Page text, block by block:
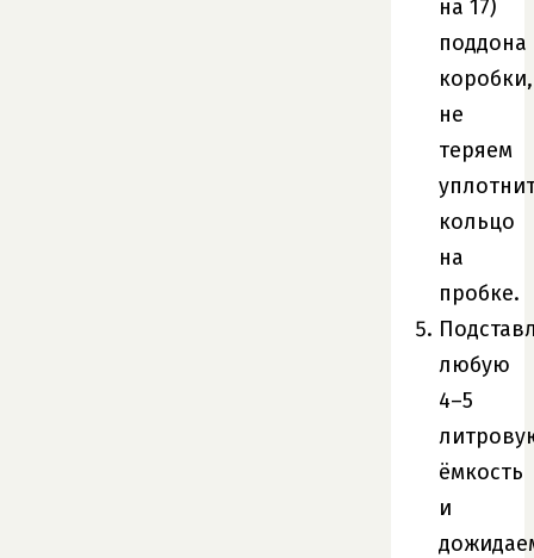
на 17)
поддона
коробки,
не
теряем
кольцо
на
пробке.
любую
4–5
ёмкость
и